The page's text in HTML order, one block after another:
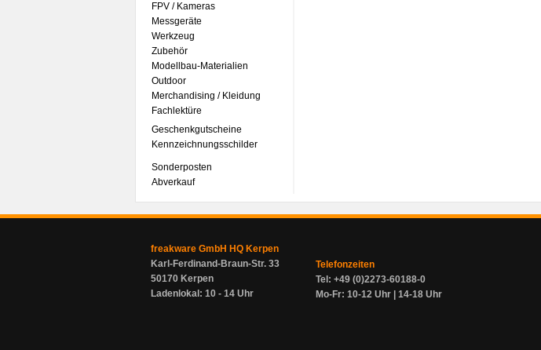
FPV / Kameras
Messgeräte
Werkzeug
Zubehör
Modellbau-Materialien
Outdoor
Merchandising / Kleidung
Fachlektüre
Geschenkgutscheine
Kennzeichnungsschilder
Sonderposten
Abverkauf
freakware GmbH HQ Kerpen
Karl-Ferdinand-Braun-Str. 33
50170 Kerpen
Ladenlokal: 10 - 14 Uhr
Telefonzeiten
Tel: +49 (0)2273-60188-0
Mo-Fr: 10-12 Uhr | 14-18 Uhr